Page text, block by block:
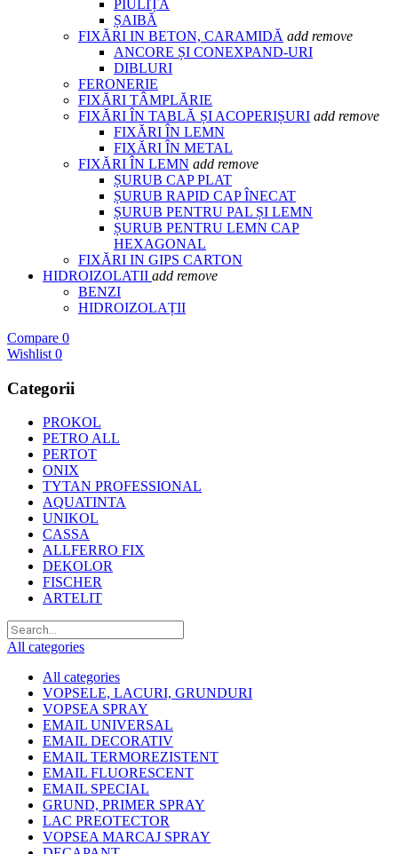
PIULIȚĂ
ȘAIBĂ
FIXĂRI IN BETON, CARAMIDĂ add remove
ANCORE ȘI CONEXPAND-URI
DIBLURI
FERONERIE
FIXĂRI TÂMPLĂRIE
FIXĂRI ÎN TABLĂ ȘI ACOPERIȘURI add remove
FIXĂRI ÎN LEMN
FIXĂRI ÎN METAL
FIXĂRI ÎN LEMN add remove
ȘURUB CAP PLAT
ȘURUB RAPID CAP ÎNECAT
ȘURUB PENTRU PAL ȘI LEMN
ȘURUB PENTRU LEMN CAP
HEXAGONAL
FIXĂRI IN GIPS CARTON
HIDROIZOLATII add remove
BENZI
HIDROIZOLAȚII
Compare 0
Wishlist 0
Categorii
PROKOL
PETRO ALL
PERTOT
ONIX
TYTAN PROFESSIONAL
AQUATINTA
UNIKOL
CASSA
ALLFERRO FIX
DEKOLOR
FISCHER
ARTELIT
All categories
All categories
VOPSELE, LACURI, GRUNDURI
VOPSEA SPRAY
EMAIL UNIVERSAL
EMAIL DECORATIV
EMAIL TERMOREZISTENT
EMAIL FLUORESCENT
EMAIL SPECIAL
GRUND, PRIMER SPRAY
LAC PREOTECTOR
VOPSEA MARCAJ SPRAY